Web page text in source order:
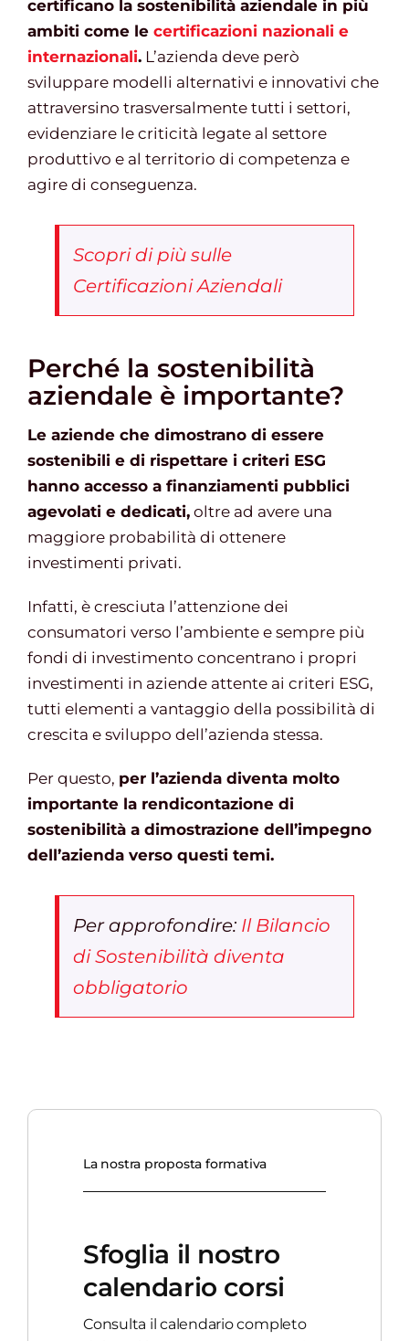
certificano la sostenibilità aziendale in più
ambiti come le certificazioni nazionali e
internazionali. L’azienda deve però
sviluppare modelli alternativi e innovativi che
attraversino trasversalmente tutti i settori,
evidenziare le criticità legate al settore
produttivo e al territorio di competenza e
agire di conseguenza.
Scopri di più sulle
Certificazioni Aziendali
Perché la sostenibilità
aziendale è importante?
Le aziende che dimostrano di essere
sostenibili e di rispettare i criteri ESG
hanno accesso a finanziamenti pubblici
agevolati e dedicati, oltre ad avere una
maggiore probabilità di ottenere
investimenti privati.
Infatti, è cresciuta l’attenzione dei
consumatori verso l’ambiente e sempre più
fondi di investimento concentrano i propri
investimenti in aziende attente ai criteri ESG,
tutti elementi a vantaggio della possibilità di
crescita e sviluppo dell’azienda stessa.
Per questo, per l’azienda diventa molto
importante la rendicontazione di
sostenibilità a dimostrazione dell’impegno
dell’azienda verso questi temi.
Per approfondire: Il Bilancio
di Sostenibilità diventa
obbligatorio
La nostra proposta formativa
Sfoglia il nostro
calendario corsi
Consulta il calendario completo